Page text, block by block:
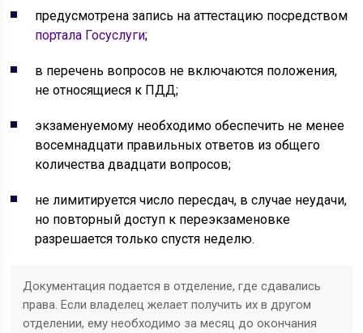
предусмотрена запись на аттестацию посредством
портала Госуслуги;
в перечень вопросов не включаются положения,
не относящиеся к ПДД;
экзаменуемому необходимо обеспечить не менее
восемнадцати правильных ответов из общего
количества двадцати вопросов;
не лимитируется число пересдач, в случае неудачи,
но повторный доступ к переэкзаменовке
разрешается только спустя неделю.
Документация подается в отделение, где сдавались
права. Если владелец желает получить их в другом
отделении, ему необходимо за месяц до окончания